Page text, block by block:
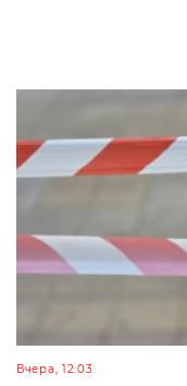
Вчера, 12:03